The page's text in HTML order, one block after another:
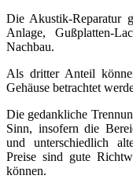
Die Akustik-Reparatur
Anlage, Gußplatten-
Nachbau.
Als dritter Anteil
Gehäuse betrachtet
Die gedankliche
Sinn, insofern die
und unterschiedlich
Preise sind gute
können.